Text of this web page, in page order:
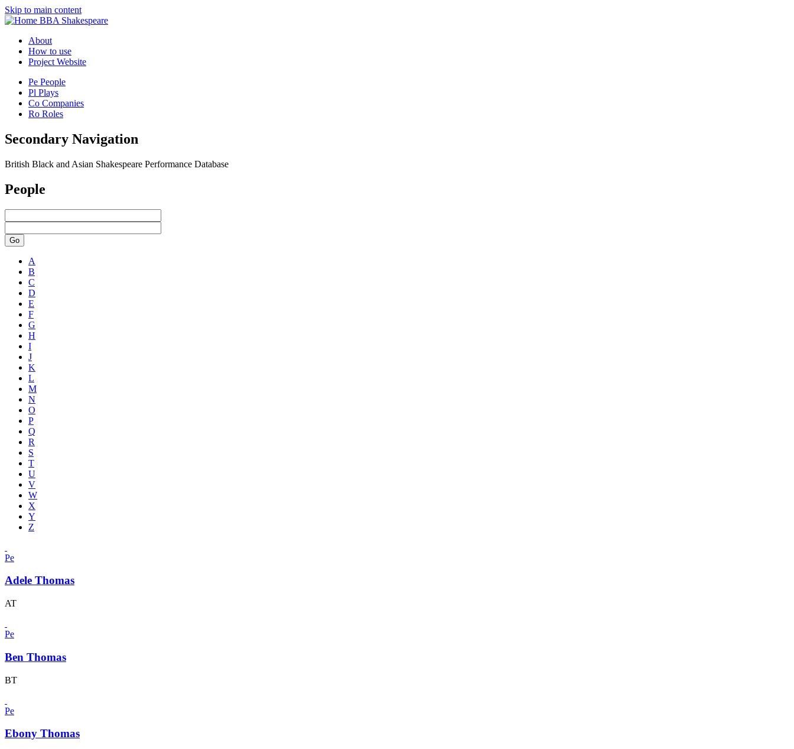
Skip to main content
BBA Shakespeare
About
How to use
Project Website
Pe People
Pl Plays
Co Companies
Ro Roles
Secondary Navigation
British Black and Asian Shakespeare Performance Database
People
Go
A
B
C
D
E
F
G
H
I
J
K
L
M
N
O
P
Q
R
S
T
U
V
W
X
Y
Z
Pe
Adele Thomas
AT
Pe
Ben Thomas
BT
Pe
Ebony Thomas